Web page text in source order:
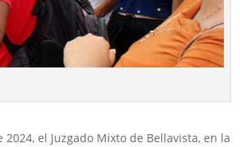
el Juzgado Mixto de Bellavista, en la